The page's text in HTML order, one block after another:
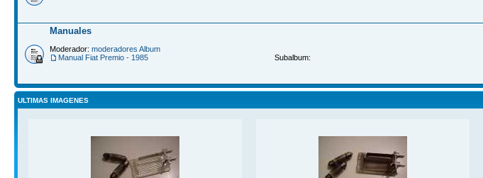
Manuales
Moderador: moderadores Album
Subalbum:
Manual Fiat Premio - 1985
ULTIMAS IMAGENES